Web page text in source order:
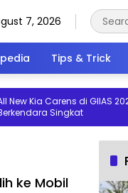
7, 2026
Tips & Trick
Carens di GIIAS 2026:
Singkat
ke Mobil